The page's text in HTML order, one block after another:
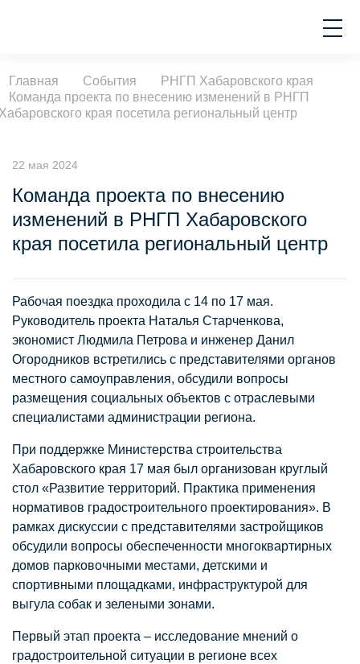
Главная События
РНГП Хабаровского края
Команда проекта по внесению изменений в РНГП
края посетила региональный центр
22 мая 2024
Команда проекта по внесению
изменений в РНГП Хабаровского
края посетила региональный центр
Рабочая поездка проходила с 14 по 17 мая.
Руководитель проекта Наталья Старченкова,
экономист Людмила Петрова и инженер Данил
Огородников встретились с представителями органов
местного самоуправления, обсудили вопросы
размещения социальных объектов с отраслевыми
специалистами администрации региона.
При поддержке Министерства строительства
Хабаровского края 17 мая был организован круглый
стол «Развитие территорий. Практика применения
нормативов градостроительного проектирования». В
рамках дискуссии с представителями застройщиков
обсудили вопросы обеспеченности многоквартирных
домов парковочными местами, детскими и
спортивными площадками, инфраструктурой для
выгула собак и зелеными зонами.
Первый этап проекта – исследование мнений о
градостроительной ситуации в регионе всех